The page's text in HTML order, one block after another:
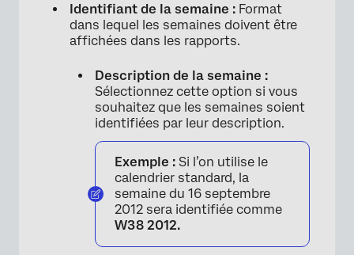
Identifiant de la semaine : Format
dans lequel les semaines doivent être
affichées dans les rapports.
Description de la semaine :
Sélectionnez cette option si vous
souhaitez que les semaines soient
identifiées par leur description.
Exemple : Si l’on utilise le
calendrier standard, la
semaine du 16 septembre
2012 sera identifiée comme
W38 2012.